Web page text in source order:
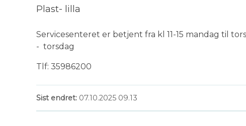
Plast- lilla
Servicesenteret er betjent fra kl 11-15 mandag til
- torsdag
Tlf: 35986200
Sist endret 07.10.2025 09.13